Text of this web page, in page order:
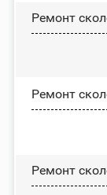
Ремонт
Ремонт
Ремонт